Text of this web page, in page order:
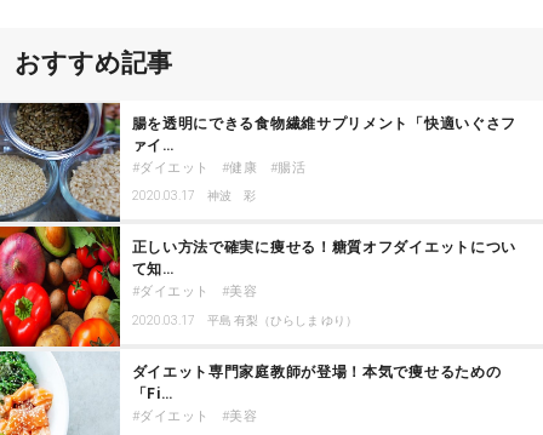
おすすめ記事
腸を透明にできる食物繊維サプリメント「快適いぐさフ
ァイ…
ダイエット 健康 腸活
2020.03.17 神波 彩
正しい方法で確実に痩せる！糖質オフダイエットについ
て知…
ダイエット 美容
2020.03.17 平島 有梨（ひらしま ゆり）
ダイエット専門家庭教師が登場！本気で痩せるための
「Fi…
ダイエット 美容